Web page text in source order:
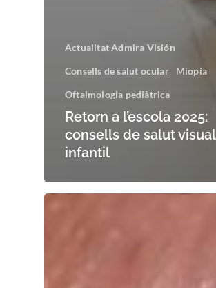
Actualitat Admira Visión
Consells de salut ocular
Miopia
Oftalmologia pediàtrica
Retorn a l’escola 2025:
consells de salut visual
infantil